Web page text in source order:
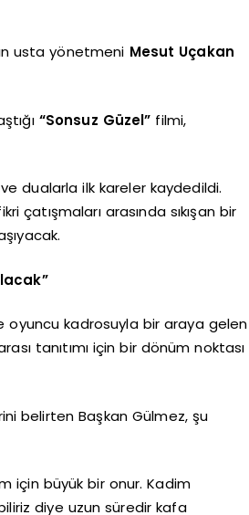
usta yönetmeni Mesut Uçakan
“Sonsuz Güzel” filmi,
ve dualarla ilk kareler kaydedildi.
arasında sıkışan bir
kadrosuyla bir araya gelen
tanıtımı için bir dönüm noktası
belirten Başkan Gülmez, şu
için büyük bir onur. Kadim
diye uzun süredir kafa